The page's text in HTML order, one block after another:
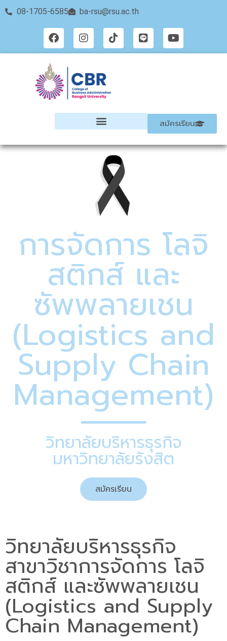
08-1705-6585 ba-rsu@rsu.ac.th
สมัครเรียน
การจัดการ โลจิ
สติกส์ และ
ซัพพลายเชน
(Logistics and
Supply Chain
Management)
วิทยาลัยบริหารธุรกิจ
มหาวิทยาลัยรังสิต
สมัครเรียน
วิทยาลัยบริหารธุรกิจ
สาขาวิชาการจัดการ โลจิ
สติกส์ และซัพพลายเชน
(Logistics and Supply
Chain Management)